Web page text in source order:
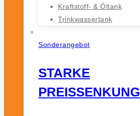
Kraftstoff- & Öltank
Trinkwassertank
Sonderangebot
STARKE
PREISSENKUNG